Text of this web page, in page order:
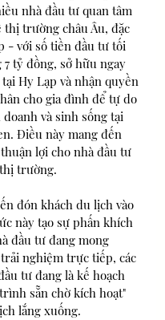
nhà đầu tư quan tâm
thị trường châu Âu, đặc
- với số tiền đầu tư tối
tỷ đồng, sở hữu ngay
Hy Lạp và nhận quyền
cho gia đình để tự do
và sinh sống tại
Điều này mang đến
lợi cho nhà đầu tư
trường.
đón khách du lịch vào
này tạo sự phấn khích
đầu tư đang mong
nghiệm trực tiếp, các
tư đang là kế hoạch
sẵn chờ kích hoạt"
lắng xuống.